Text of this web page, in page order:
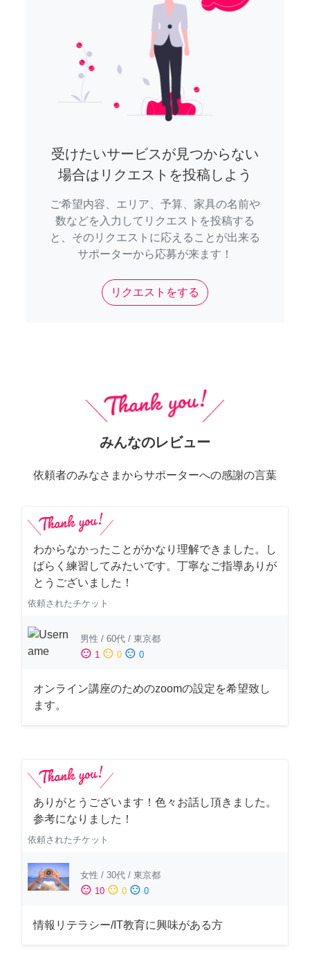
受けたいサービスが見つからない
場合はリクエストを投稿しよう
ご希望内容、エリア、予算、家具の名前や
数などを入力してリクエストを投稿する
と、そのリクエストに応えることが出来る
サポーターから応募が来ます！
リクエストをする
みんなのレビュー
依頼者のみなさまからサポーターへの感謝の言葉
わからなかったことがかなり理解できました。し
ばらく練習してみたいです。丁寧なご指導ありが
とうございました！
依頼されたチケット
男性 / 60代 / 東京都
sentiment_satisfied 1 sentiment_neutral 0 sentiment_dissatisfied 0
オンライン講座のためのzoomの設定を希望致し
ます。
ありがとうございます！色々お話し頂きました。
参考になりました！
依頼されたチケット
女性 / 30代 / 東京都
sentiment_satisfied 10 sentiment_neutral 0 sentiment_dissatisfied 0
情報リテラシー/IT教育に興味がある方